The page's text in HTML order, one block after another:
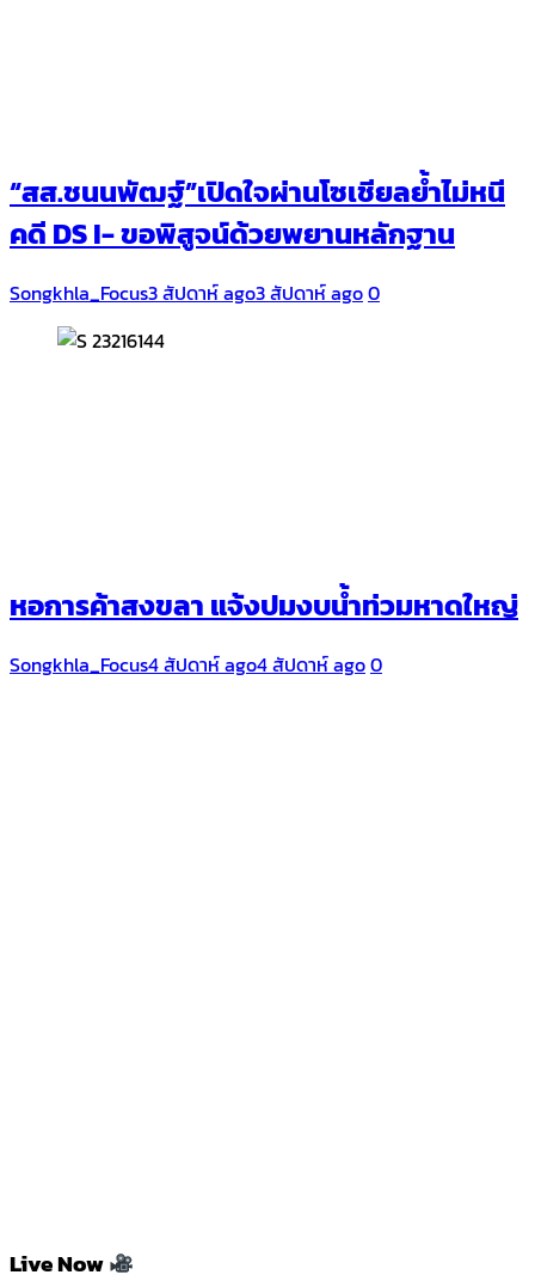
“สส.ชนนพัฒฐ์”เปิดใจผ่านโซเชียลย้ำไม่หนี
คดี DS I- ขอพิสูจน์ด้วยพยานหลักฐาน
Songkhla_Focus3 สัปดาห์ ago3 สัปดาห์ ago0
หอการค้าสงขลา แจ้งปมงบน้ำท่วมหาดใหญ่
Songkhla_Focus4 สัปดาห์ ago4 สัปดาห์ ago0
Live Now